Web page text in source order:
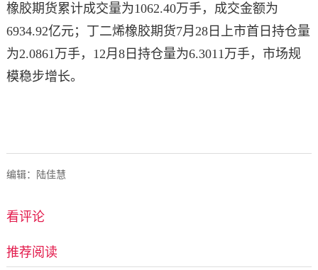
橡胶期货累计成交量为1062.40万手，成交金额为
6934.92亿元；丁二烯橡胶期货7月28日上市首日持仓量
为2.0861万手，12月8日持仓量为6.3011万手，市场规
模稳步增长。
编辑：陆佳慧
看评论
推荐阅读